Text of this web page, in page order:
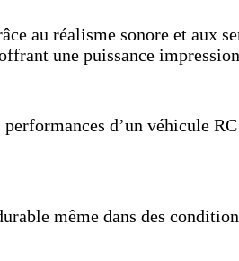
au réalisme sonore et aux
une puissance
d’un véhicule
même dans des